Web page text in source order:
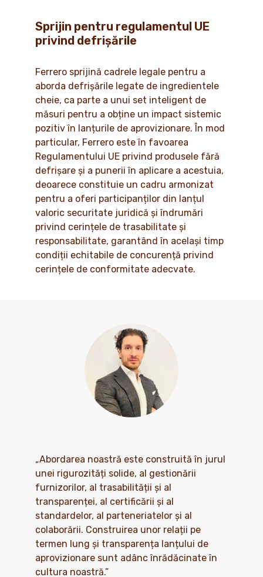
Sprijin pentru regulamentul UE
privind defrișările
Ferrero sprijină cadrele legale pentru a
aborda defrișările legate de ingredientele
cheie, ca parte a unui set inteligent de
măsuri pentru a obține un impact sistemic
pozitiv în lanțurile de aprovizionare. În mod
particular, Ferrero este în favoarea
Regulamentului UE privind produsele fără
defrișare și a punerii în aplicare a acestuia,
deoarece constituie un cadru armonizat
pentru a oferi participanților din lanțul
valoric securitate juridică și îndrumări
privind cerințele de trasabilitate și
responsabilitate, garantând în același timp
condiții echitabile de concurență privind
cerințele de conformitate adecvate.
„Abordarea noastră este construită în jurul
unei rigurozități solide, al gestionării
furnizorilor, al trasabilității și al
transparenței, al certificării și al
standardelor, al parteneriatelor și al
colaborării. Construirea unor relații pe
termen lung și transparența lanțului de
aprovizionare sunt adânc înrădăcinate în
cultura noastră.”